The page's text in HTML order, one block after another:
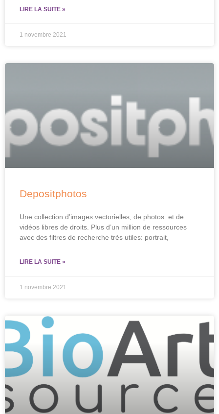
LIRE LA SUITE »
1 novembre 2021
Depositphotos
Une collection d’images vectorielles, de photos et de
vidéos libres de droits. Plus d’un million de ressources
avec des filtres de recherche très utiles: portrait,
LIRE LA SUITE »
1 novembre 2021